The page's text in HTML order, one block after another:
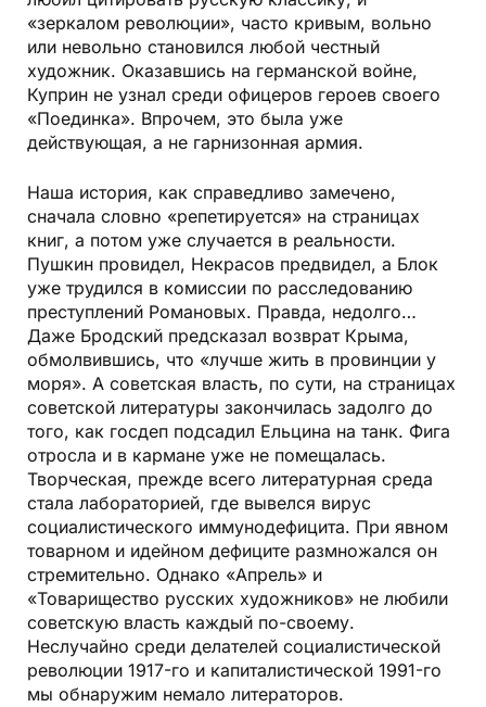
«зеркалом революции», часто кривым, вольно
или невольно становился любой честный
художник. Оказавшись на германской войне,
Куприн не узнал среди офицеров героев своего
«Поединка». Впрочем, это была уже
действующая, а не гарнизонная армия.
Наша история, как справедливо замечено,
сначала словно «репетируется» на страницах
книг, а потом уже случается в реальности.
Пушкин провидел, Некрасов предвидел, а Блок
уже трудился в комиссии по расследованию
преступлений Романовых. Правда, недолго…
Даже Бродский предсказал возврат Крыма,
обмолвившись, что «лучше жить в провинции у
моря». А советская власть, по сути, на страницах
советской литературы закончилась задолго до
того, как госдеп подсадил Ельцина на танк. Фига
отросла и в кармане уже не помещалась.
Творческая, прежде всего литературная среда
стала лабораторией, где вывелся вирус
социалистического иммунодефицита. При явном
товарном и идейном дефиците размножался он
стремительно. Однако «Апрель» и
«Товарищество русских художников» не любили
советскую власть каждый по-своему.
Неслучайно среди делателей социалистической
революции 1917-го и капиталистической 1991-го
мы обнаружим немало литераторов.